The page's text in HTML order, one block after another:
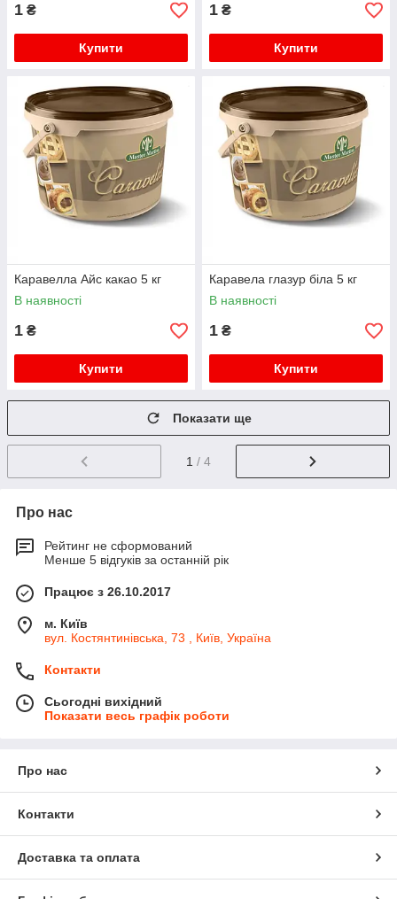
1 ₴
Купити
1 ₴
Купити
Каравелла Айс какао 5 кг
В наявності
1 ₴
Купити
Каравела глазур біла 5 кг
В наявності
1 ₴
Купити
Показати ще
1 / 4
Про нас
Рейтинг не сформований
Менше 5 відгуків за останній рік
Працює з 26.10.2017
м. Київ
вул. Костянтинівська, 73 , Київ, Україна
Контакти
Сьогодні вихідний
Показати весь графік роботи
Про нас
Контакти
Доставка та оплата